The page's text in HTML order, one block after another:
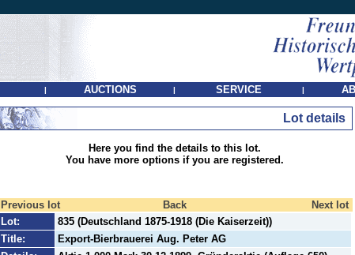
| AUCTIONS | SERVICE |
Lot details
Here you find the details to this lot.
You have more options if you are registered.
Previous lot Back
Next lot
Lot:
835 (Deutschland 1875-1918 (Die Kaiserzeit))
Title:
Export-Bierbrauerei Aug. Peter AG